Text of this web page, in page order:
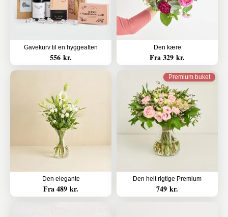
Gavekurv til en hyggeaften
556 kr.
Den kære
Fra 329 kr.
Den elegante
Fra 489 kr.
Premium buket
Den helt rigtige Premium
749 kr.